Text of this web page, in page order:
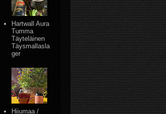
Hartwall Aura
Tumma
Täyteläinen
Täysmallasla
ger
Hiiumaa /